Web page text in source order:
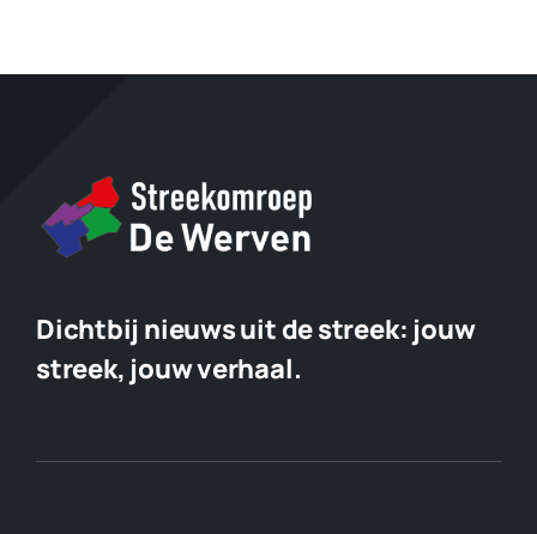
Dichtbij nieuws uit de streek: jouw
streek, jouw verhaal.